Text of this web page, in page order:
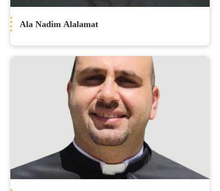
Ala Nadim Alalamat